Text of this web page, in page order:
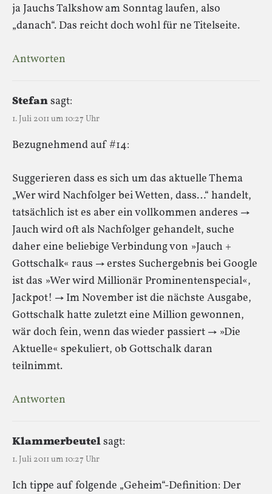
ja Jauchs Talkshow am Sonntag laufen, also
„danach“. Das reicht doch wohl für ne Titelseite.
Antworten
Stefansagt:
1. Juli 2011 um 10:27 Uhr
Bezugnehmend auf #14:
Suggerieren dass es sich um das aktuelle Thema
„Wer wird Nachfolger bei Wetten, dass…“ handelt,
tatsächlich ist es aber ein vollkommen anderes →
Jauch wird oft als Nachfolger gehandelt, suche
daher eine beliebige Verbindung von »Jauch +
Gottschalk« raus → erstes Suchergebnis bei Google
ist das »Wer wird Millionär Prominentenspecial«,
Jackpot! → Im November ist die nächste Ausgabe,
Gottschalk hatte zuletzt eine Million gewonnen,
wär doch fein, wenn das wieder passiert → »Die
Aktuelle« spekuliert, ob Gottschalk daran
teilnimmt.
Antworten
Klammerbeutelsagt:
1. Juli 2011 um 10:27 Uhr
Ich tippe auf folgende „Geheim“-Definition: Der